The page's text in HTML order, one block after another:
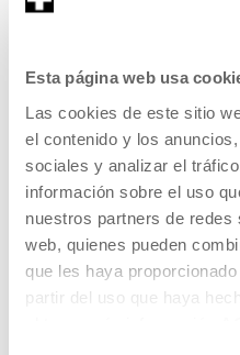
Esta página web usa
Las cookies de este sitio
el contenido y los
sociales y analizar el
información sobre el uso
nuestros partners de
web, quienes pueden
que les haya
partir del uso que haya
CONTACTO Y HORARIOS
VISITAS GUIADAS
ALOJAMIENTO
ACCESIBILIDAD
NORMAS
PLANO DEL EDIFICIO
PRENSA